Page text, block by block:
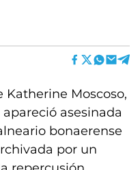
Katherine Moscoso,
asesinada
bonaerense
por un